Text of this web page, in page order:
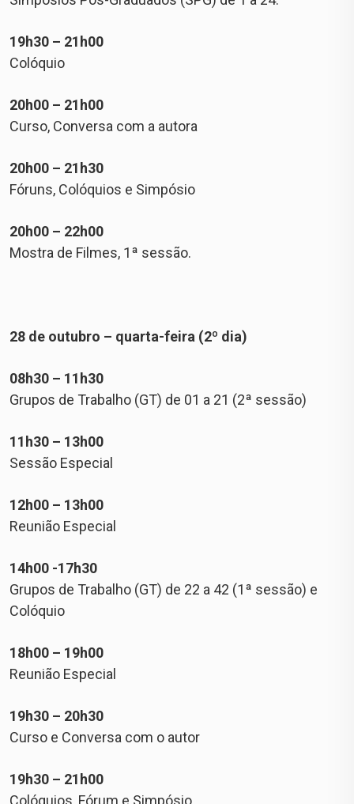
19h30 – 21h00
Colóquio
20h00 – 21h00
Curso, Conversa com a autora
20h00 – 21h30
Fóruns, Colóquios e Simpósio
20h00 – 22h00
Mostra de Filmes, 1ª sessão.
28 de outubro – quarta-feira (2º dia)
08h30 – 11h30
Grupos de Trabalho (GT) de 01 a 21 (2ª sessão)
11h30 – 13h00
Sessão Especial
12h00 – 13h00
Reunião Especial
14h00 -17h30
Grupos de Trabalho (GT) de 22 a 42 (1ª sessão) e
Colóquio
18h00 – 19h00
Reunião Especial
19h30 – 20h30
Curso e Conversa com o autor
19h30 – 21h00
Colóquios, Fórum e Simpósio